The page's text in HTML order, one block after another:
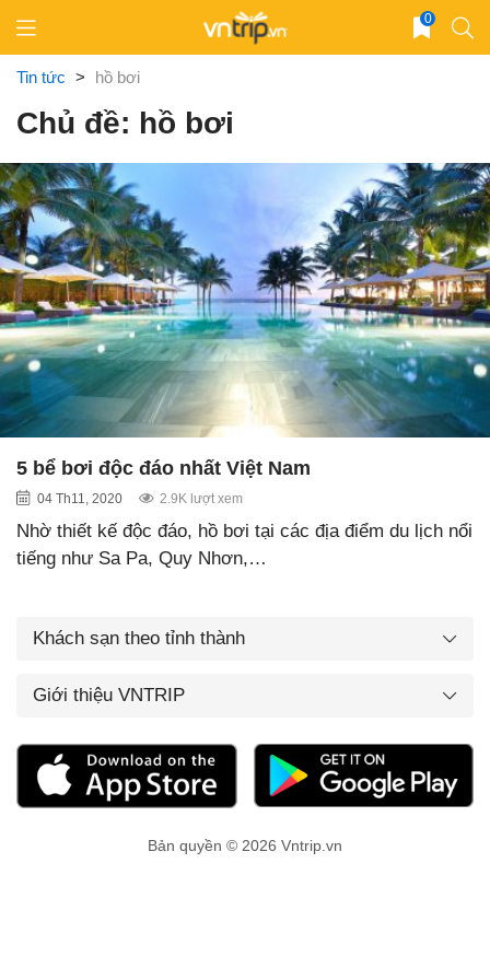
content
0
Tin tức > hồ bơi
Chủ đề: hồ bơi
5 bể bơi độc đáo nhất Việt Nam
04 Th11, 2020 2.9K lượt xem
Nhờ thiết kế độc đáo, hồ bơi tại các địa điểm du lịch nổi
tiếng như Sa Pa, Quy Nhơn,…
Khách sạn theo tỉnh thành
Giới thiệu VNTRIP
Bản quyền © 2026 Vntrip.vn